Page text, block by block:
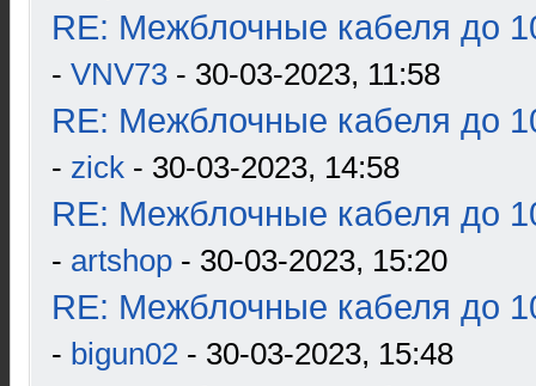
RE: Межблочные кабеля до
- VNV73 - 30-03-2023, 11:58
RE: Межблочные кабеля до
- zick - 30-03-2023, 14:58
RE: Межблочные кабеля до
- artshop - 30-03-2023, 15:20
RE: Межблочные кабеля до
- bigun02 - 30-03-2023, 15:48